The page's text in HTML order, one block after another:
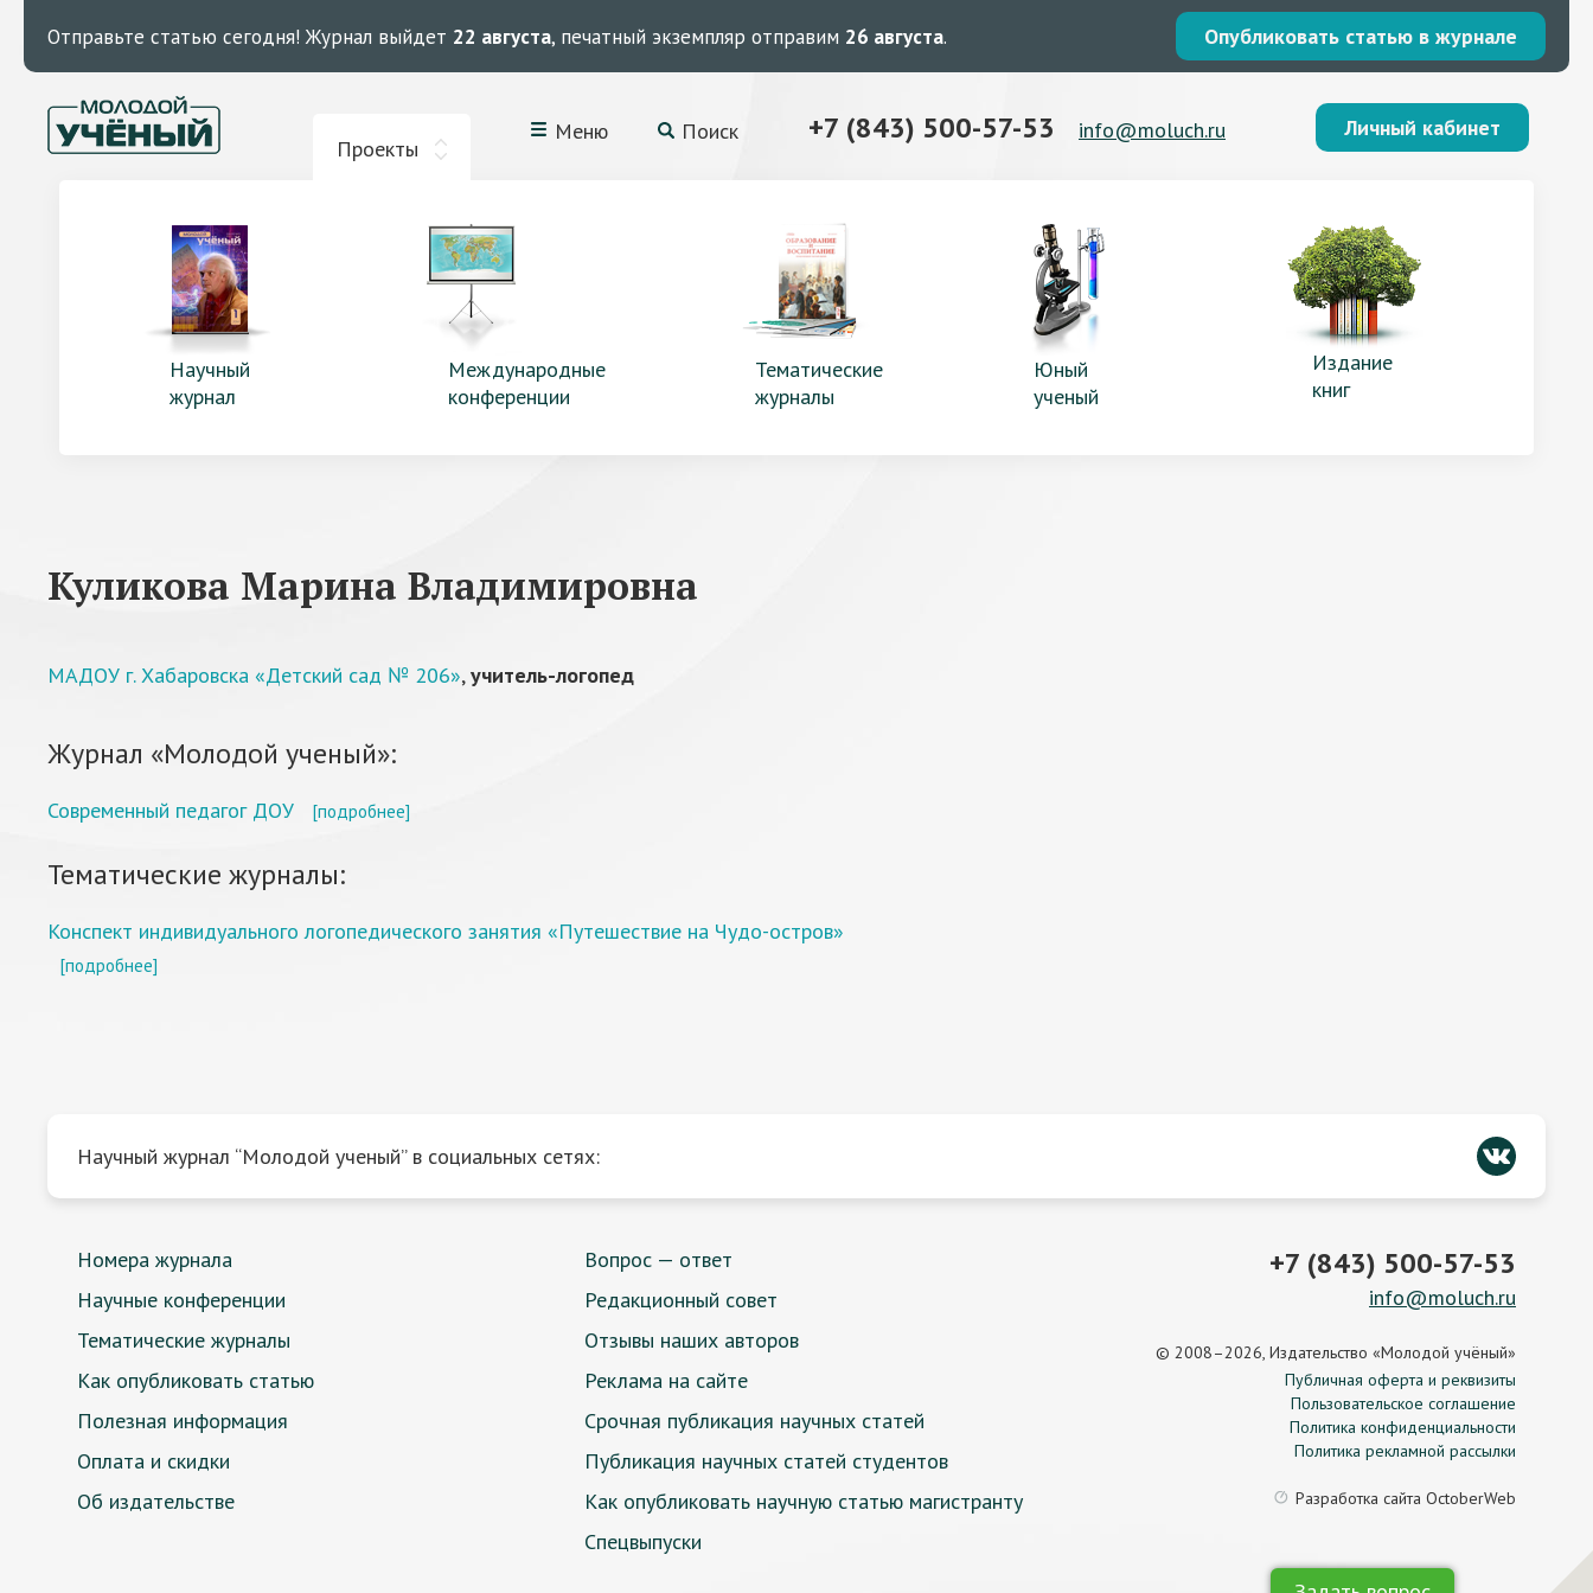
Отправьте статью сегодня! Журнал выйдет 22 августа, печатный экземпляр отправим 26 августа. Опубликовать статью в журнале
Проекты
Меню Поиск +7 (843) 500-57-53 info@moluch.ru Личный кабинет
Научный
журнал
Международные
конференции
Тематические
журналы
Юный
ученый
Издание
книг
Куликова Марина Владимировна
МАДОУ г. Хабаровска «Детский сад № 206»,учитель-логопед
Журнал «Молодой ученый»:
Современный педагог ДОУ [подробнее]
Тематические журналы:
Конспект индивидуального логопедического занятия «Путешествие на Чудо-остров»
[подробнее]
Научный журнал “Молодой ученый” в социальных сетях:
Номера журнала
Научные конференции
Тематические журналы
Как опубликовать статью
Полезная информация
Оплата и скидки
Об издательстве
Вопрос — ответ
Редакционный совет
Отзывы наших авторов
Реклама на сайте
Срочная публикация научных статей
Публикация научных статей студентов
Как опубликовать научную статью магистранту
Спецвыпуски
+7 (843) 500-57-53
info@moluch.ru
© 2008–2026, Издательство «Молодой учёный»
Публичная оферта и реквизиты
Пользовательское соглашение
Политика конфиденциальности
Политика рекламной рассылки
Разработка сайта OctoberWeb